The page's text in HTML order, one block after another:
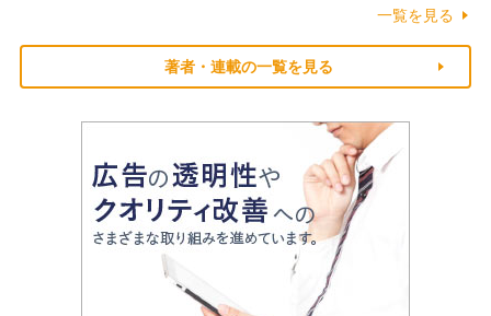
一覧を見る
著者・連載の一覧を見る